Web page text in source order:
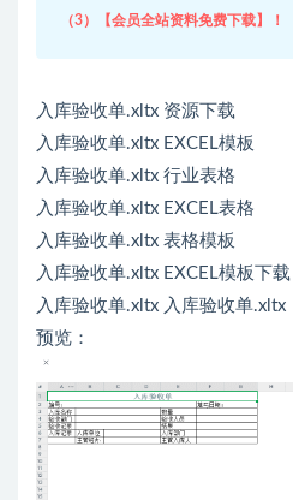
（3）【会员全站资料免费下载】！
入库验收单.xltx 资源下载
入库验收单.xltx EXCEL模板
入库验收单.xltx 行业表格
入库验收单.xltx EXCEL表格
入库验收单.xltx 表格模板
入库验收单.xltx EXCEL模板下载
入库验收单.xltx 入库验收单.xltx
预览：